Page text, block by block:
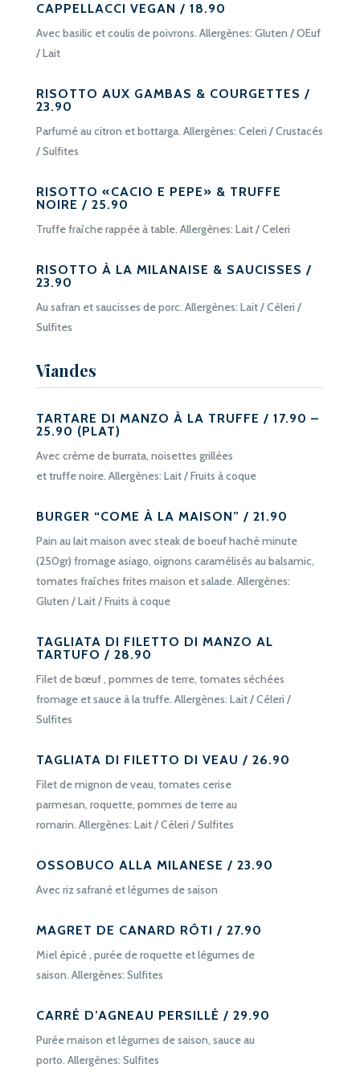
CAPPELLACCI VEGAN / 18.90
Avec basilic et coulis de poivrons. Allergènes: Gluten / OEuf
/ Lait
RISOTTO AUX GAMBAS & COURGETTES /
23.90
Parfumé au citron et bottarga. Allergènes: Celeri / Crustacés
/ Sulfites
RISOTTO «CACIO E PEPE» & TRUFFE
NOIRE / 25.90
Truffe fraîche rappée à table. Allergènes: Lait / Celeri
RISOTTO À LA MILANAISE & SAUCISSES /
23.90
Au safran et saucisses de porc. Allergènes: Lait / Céleri /
Sulfites
Viandes
TARTARE DI MANZO À LA TRUFFE / 17.90 –
25.90 (PLAT)
Avec crème de burrata, noisettes grillées
et truffe noire. Allergènes: Lait / Fruits à coque
BURGER “COME À LA MAISON” / 21.90
Pain au lait maison avec steak de boeuf haché minute
(250gr) fromage asiago, oignons caramélisés au balsamic,
tomates fraîches frites maison et salade. Allergènes:
Gluten / Lait / Fruits à coque
TAGLIATA DI FILETTO DI MANZO AL
TARTUFO / 28.90
Filet de bœuf , pommes de terre, tomates séchées
fromage et sauce à la truffe. Allergènes: Lait / Céleri /
Sulfites
TAGLIATA DI FILETTO DI VEAU / 26.90
Filet de mignon de veau, tomates cerise
parmesan, roquette, pommes de terre au
romarin. Allergènes: Lait / Céleri / Sulfites
OSSOBUCO ALLA MILANESE / 23.90
Avec riz safrané et légumes de saison
MAGRET DE CANARD RÔTI / 27.90
Miel épicé , purée de roquette et légumes de
saison. Allergènes: Sulfites
CARRÉ D’AGNEAU PERSILLÉ / 29.90
Purée maison et légumes de saison, sauce au
porto. Allergènes: Sulfites